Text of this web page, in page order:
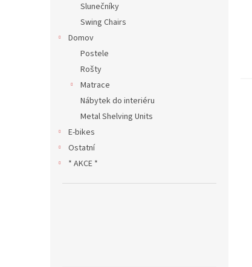
Slunečníky
Swing Chairs
Domov
Postele
Rošty
Matrace
Nábytek do interiéru
Metal Shelving Units
E-bikes
Ostatní
* AKCE *